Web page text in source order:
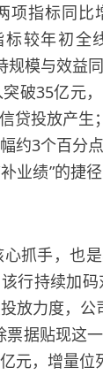
项指标同
较年初全
模与效益
破35亿元
贷投放产
约3个百分
业绩”的捷
抓手，也
行持续加
放力度，
据贴现这
元，增量